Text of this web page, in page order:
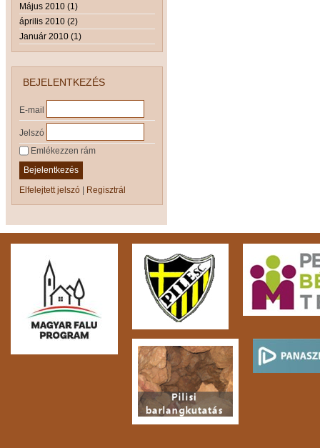
Május 2010 (1)
április 2010 (2)
Január 2010 (1)
BEJELENTKEZÉS
E-mail
Jelszó
Emlékezzen rám
Bejelentkezés
Elfelejtett jelszó | Regisztrál